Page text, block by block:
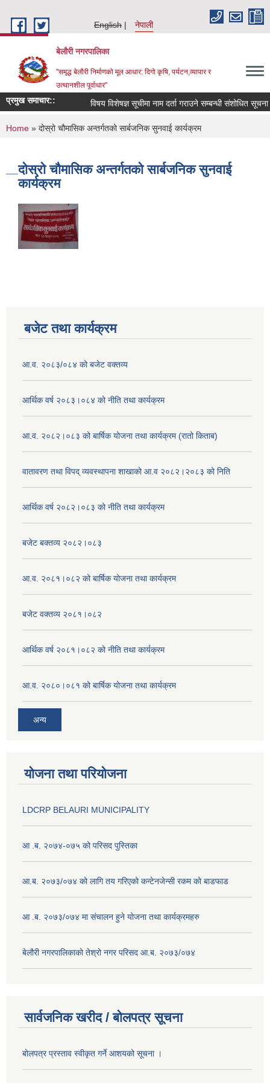
English
नेपाली
बेलौरी नगरपालिका
"समृद्ध बेलौरी निर्माणको मूल आधार: दिगो कृषि, पर्यटन,व्यापार र
उत्थानशील पूर्वाधार"
प्रमुख समाचार:: विषय विशेषज्ञ सूचीमा नाम दर्ता गराउने सम्बन्धी संशोधित सूचना ।
You are here
Home » दोस्रो चौमासिक अन्तर्गतको सार्बजनिक सुनवाई कार्यक्रम
दोस्रो चौमासिक अन्तर्गतको सार्बजनिक सुनवाई
कार्यक्रम
बजेट तथा कार्यक्रम
आ.व. २०८३/०८४ को बजेट वक्तव्य
आर्थिक वर्ष २०८३।०८४ को नीति तथा कार्यक्रम
आ.व. २०८२।०८३ को बार्षिक योजना तथा कार्यक्रम (रातो किताब)
वातावरण तथा विपद् व्यवस्थापना शाखाको आ.व २०८२।२०८३ को निति
आर्थिक वर्ष २०८२।०८३ को नीति तथा कार्यक्रम
बजेट बक्तव्य २०८२।०८३
आ.व. २०८१।०८२ को बार्षिक योजना तथा कार्यक्रम
बजेट वक्तव्य २०८१।०८२
आर्थिक वर्ष २०८१।०८२ को नीति तथा कार्यक्रम
आ.व. २०८०।०८१ को बार्षिक योजना तथा कार्यक्रम
अन्य
योजना तथा परियोजना
LDCRP BELAURI MUNICIPALITY
आ .ब. २०७४-०७५ को परिसद पुस्तिका
आ.ब. २०७३/०७४ को लागि तय गरिएको कन्टेनजेन्सी रकम को बाडफाड
आ .ब. २०७३/०७४ मा संचालन हुने योजना तथा कार्यक्रमहरु
बेलौरी नगरपालिकाको तेश्रो नगर परिसद आ.ब. २०७३/०७४
सार्वजनिक खरीद / बोलपत्र सूचना
बोलपत्र प्रस्ताव स्वीकृत गर्ने आशयको सूचना ।